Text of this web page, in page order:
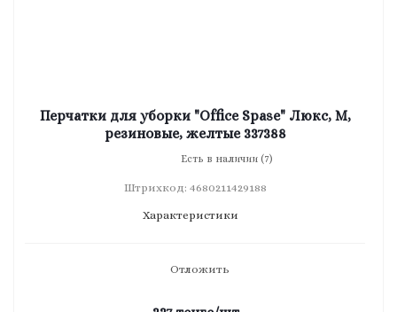
Перчатки для уборки "Office Spase" Люкс, M,
резиновые, желтые 337388
Есть в наличии (7)
Штрихкод: 4680211429188
Характеристики
Отложить